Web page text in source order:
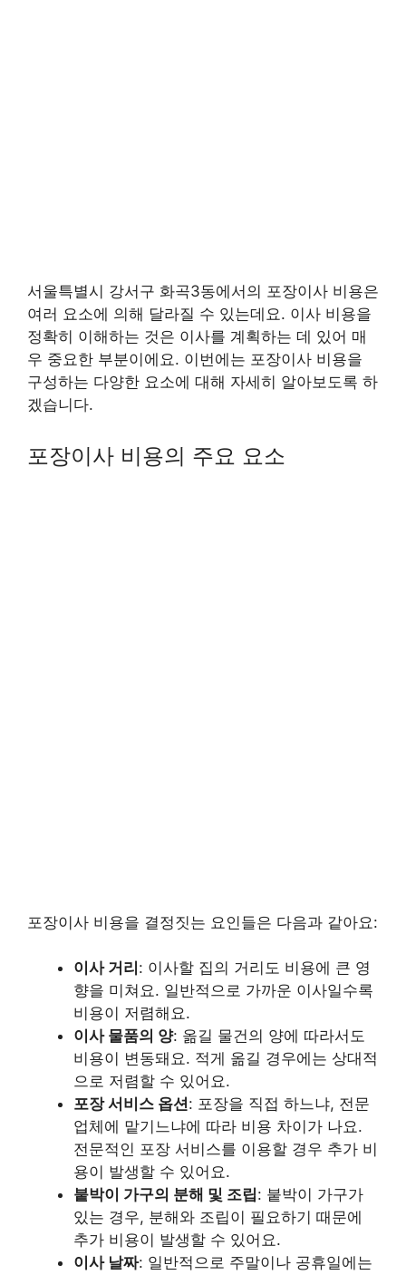
서울특별시 강서구 화곡3동에서의 포장이사 비용은
여러 요소에 의해 달라질 수 있는데요. 이사 비용을
정확히 이해하는 것은 이사를 계획하는 데 있어 매
우 중요한 부분이에요. 이번에는 포장이사 비용을
구성하는 다양한 요소에 대해 자세히 알아보도록 하
겠습니다.
포장이사 비용의 주요 요소
포장이사 비용을 결정짓는 요인들은 다음과 같아요:
이사 거리 : 이사할 집의 거리도 비용에 큰 영
향을 미쳐요. 일반적으로 가까운 이사일수록
비용이 저렴해요.
이사 물품의 양: 옮길 물건의 양에 따라서도
비용이 변동돼요. 적게 옮길 경우에는 상대적
으로 저렴할 수 있어요.
포장 서비스 옵션: 포장을 직접 하느냐, 전문
업체에 맡기느냐에 따라 비용 차이가 나요.
전문적인 포장 서비스를 이용할 경우 추가 비
용이 발생할 수 있어요.
붙박이 가구의 분해 및 조립: 붙박이 가구가
있는 경우, 분해와 조립이 필요하기 때문에
추가 비용이 발생할 수 있어요.
이사 날짜: 일반적으로 주말이나 공휴일에는